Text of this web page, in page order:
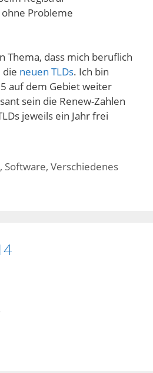
Probleme
Thema, dass mich beruflich
die neuen TLDs. Ich bin
auf dem Gebiet weiter
sein die Renew-Zahlen
jeweils ein Jahr frei
, Software,Verschiedenes